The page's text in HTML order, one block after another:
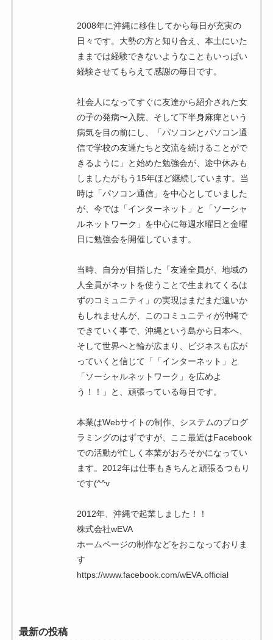
2008年に沖縄に移住してから毎日が充実の
日々です。大勢の方と知り合え、本土にいた
ままでは経験できないようなこともいっぱい
経験させてもらえて感謝の毎日です。
社会人になってすぐに友達から紹介された女
の子の発病〜入院、そして下半身麻痺という
病気を目の前にし、「パソコンとパソコン通
信で学校の友達たちと交流を続けることがで
きるように」と始めた勉強会が、途中休みも
しましたがもう15年ほど継続しています。当
時は「パソコン通信」を中心としていました
が、今では「インターネット」と「ソーシャ
ルネットワーク」を中心に毎週水曜日と金曜
日に勉強会を開催しています。
当時、自分が目指した「友達全員が、地域の
人全員がネットを使うことで生まれてくるは
ずのコミュニティ」の実現はまだまだ遠いか
もしれませんが、このコミュニティが沖縄で
できていく事で、沖縄という島から日本へ、
そして世界へと輪が広まり、ビジネスも広が
っていくと信じて「「インターネット」と
「ソーシャルネットワーク」を広めよ
う！！」と、頑張っている毎日です。
本業はWebサイトの制作、システムのプログ
ラミングのはずですが、ここ最近はFacebook
での活動が忙しく本業がおろそかになってい
ます。2012年は仕事もきちんと頑張るつもり
です(^^v
2012年、沖縄で起業しました！！
株式会社wEVA
ホームページの制作などをおこなっておりま
す
https://www.facebook.com/wEVA.official
最新の投稿